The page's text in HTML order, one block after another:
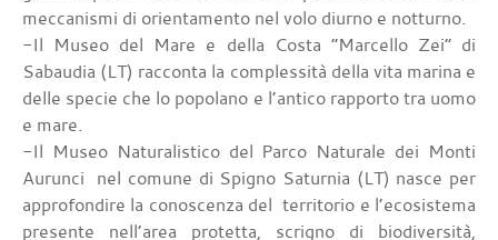
meccanismi di orientamento nel volo diurno e notturno.
-Il Museo del Mare e della Costa “Marcello Zei” di
Sabaudia (LT) racconta la complessità della vita marina e
delle specie che lo popolano e l’antico rapporto tra uomo
e mare.
-Il Museo Naturalistico del Parco Naturale dei Monti
Aurunci nel comune di Spigno Saturnia (LT) nasce per
approfondire la conoscenza del territorio e l’ecosistema
presente nell’area protetta, scrigno di biodiversità,